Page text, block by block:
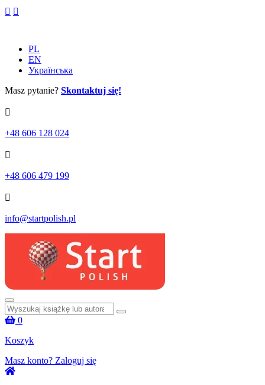
Skip
PL
EN
Українська
Masz pytanie? Skontaktuj się!
+48 606 128 024
+48 606 479 199
info@startpolish.pl
Szukaj:
0
Koszyk
Masz konto? Zaloguj się